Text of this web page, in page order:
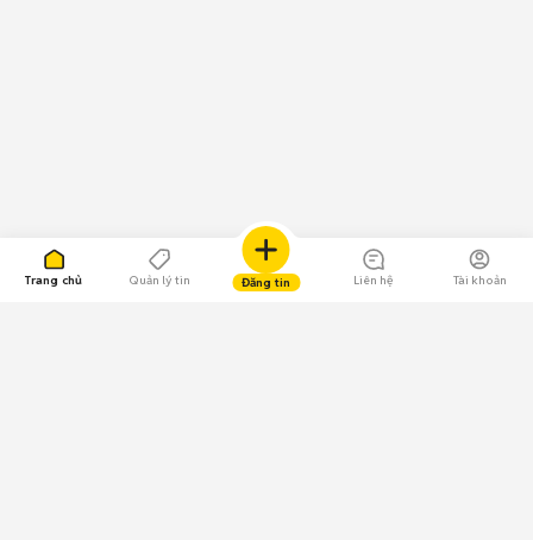
Trang chủ Quản lý tin Đăng tin Liên hệ Tài khoản